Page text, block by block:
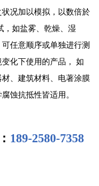
况加以模拟，以数倍於
，如盐雾、乾燥、湿
任意顺序或单独进行测
化下使用的产品， 如
、建筑材料、电著涂膜
蚀抗抵性皆适用。
189-2580-7358